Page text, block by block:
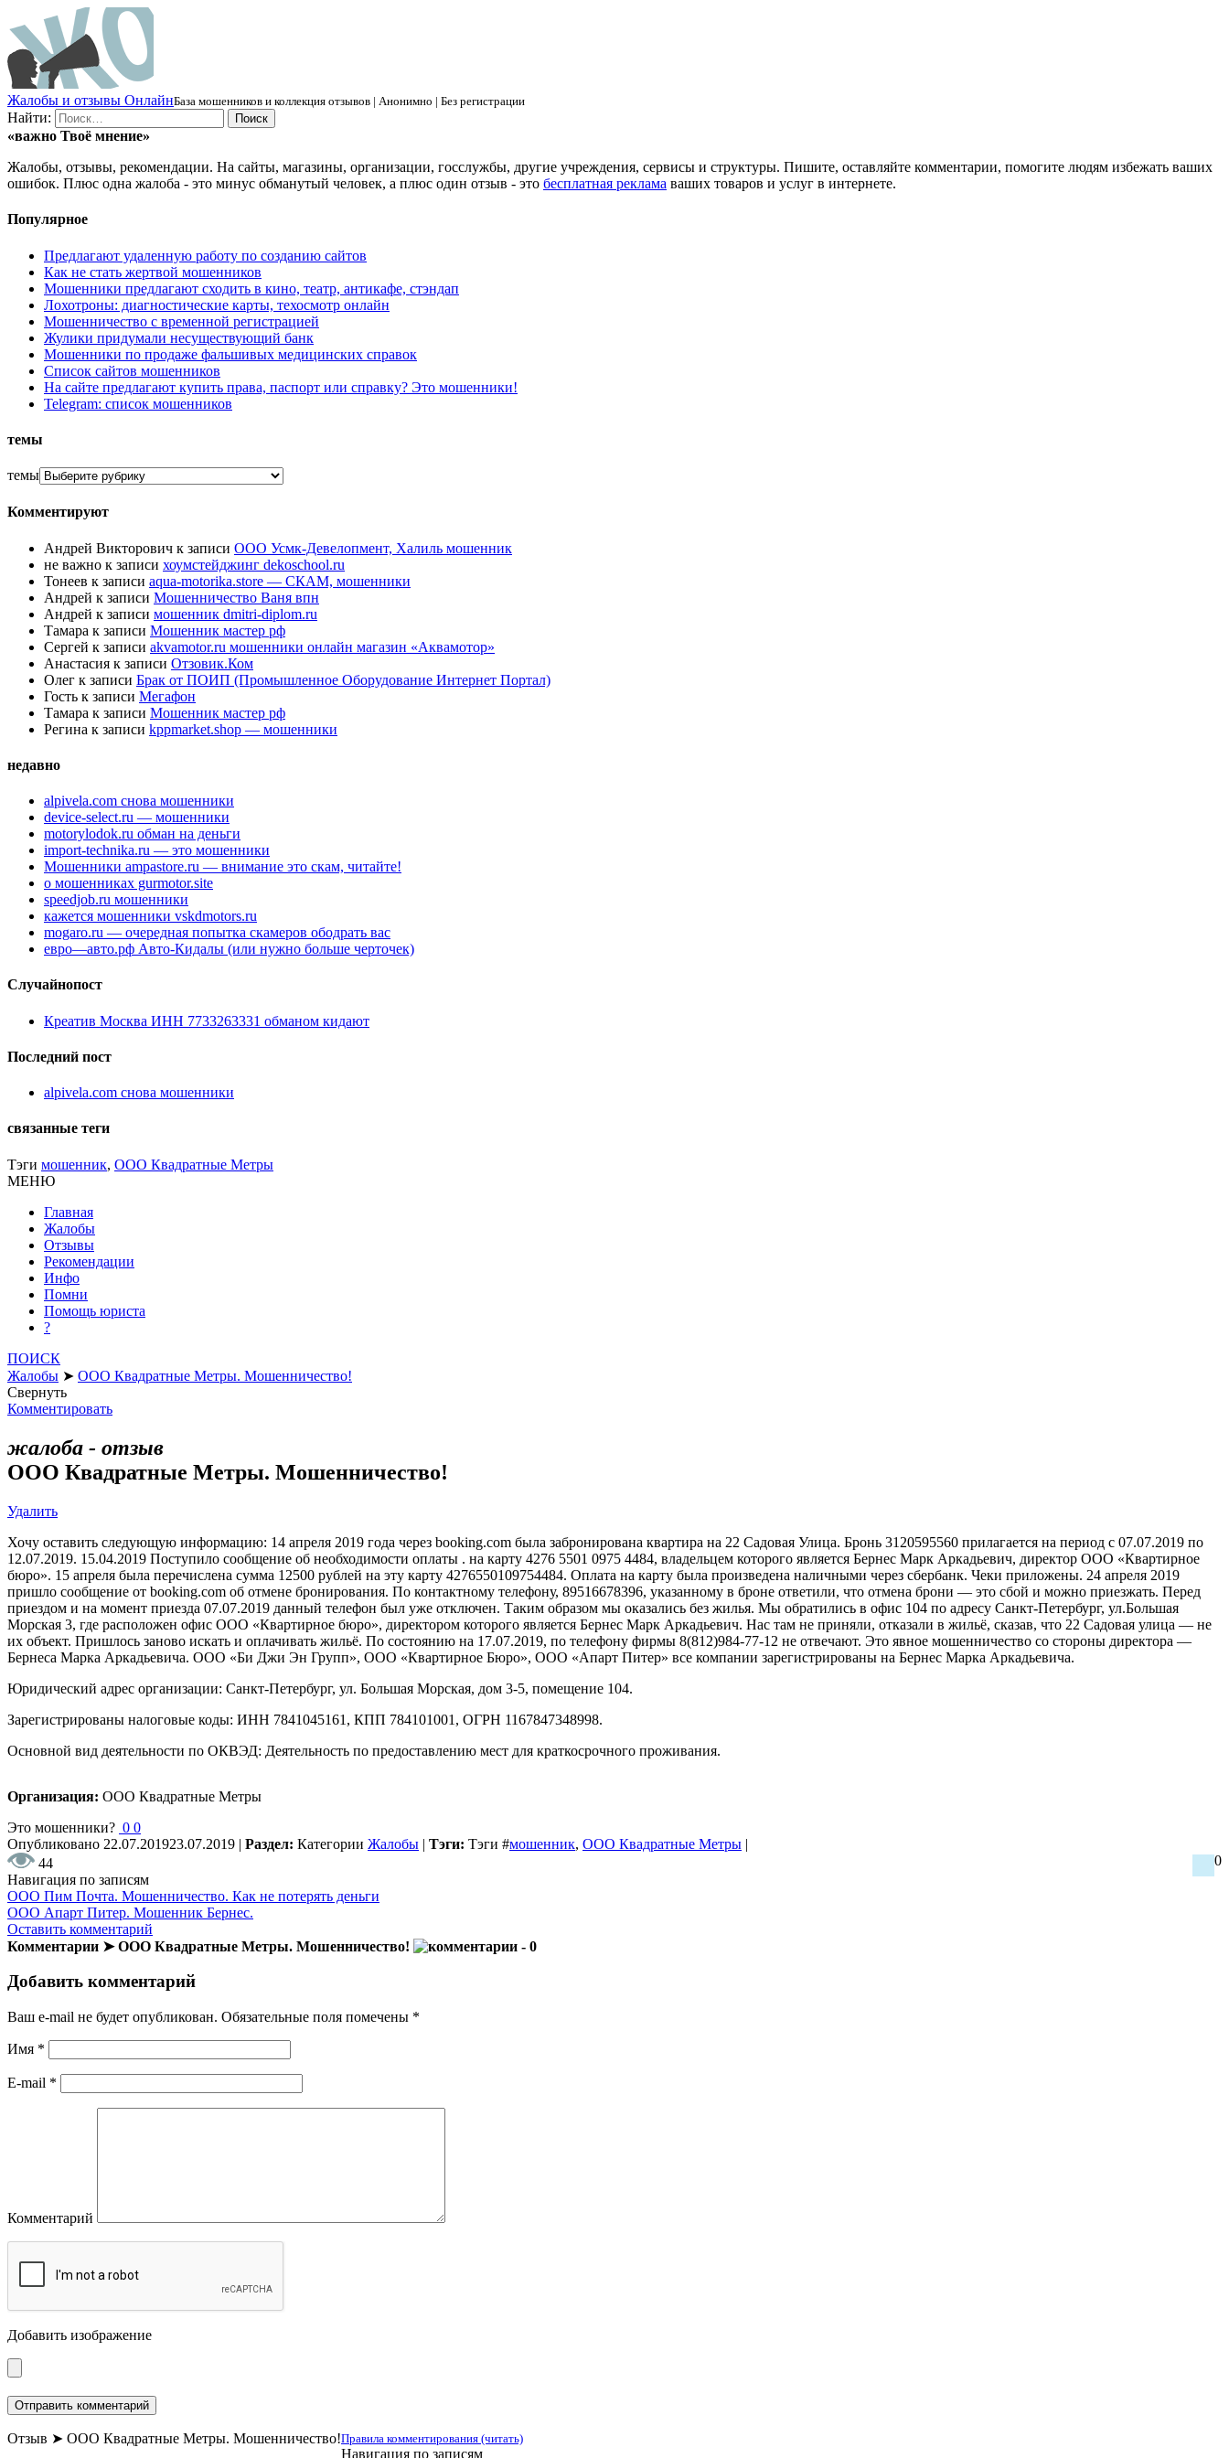
Жалобы и отзывы ОнлайнБаза мошенников и коллекция отзывов | Анонимно | Без регистрации
Найти:
«важно Твоё мнение»
Жалобы, отзывы, рекомендации. На сайты, магазины, организации, госслужбы, другие учреждения, сервисы и структуры. Пишите, оставляйте комментарии, помогите людям избежать ваших
ошибок. Плюс одна жалоба - это минус обманутый человек, а плюс один отзыв - это бесплатная реклама ваших товаров и услуг в интернете.
Популярное
Предлагают удаленную работу по созданию сайтов
Как не стать жертвой мошенников
Мошенники предлагают сходить в кино, театр, антикафе, стэндап
Лохотроны: диагностические карты, техосмотр онлайн
Мошенничество с временной регистрацией
Жулики придумали несуществующий банк
Мошенники по продаже фальшивых медицинских справок
Список сайтов мошенников
На сайте предлагают купить права, паспорт или справку? Это мошенники!
Telegram: список мошенников
темы
темы
Комментируют
Андрей Викторович к записи ООО Усмк-Девелопмент, Халиль мошенник
не важно к записи хоумстейджинг dekoschool.ru
Тонеев к записи aqua-motorika.store — СКАМ, мошенники
Андрей к записи Мошенничество Ваня впн
Андрей к записи мошенник dmitri-diplom.ru
Тамара к записи Мошенник мастер рф
Сергей к записи akvamotor.ru мошенники онлайн магазин «Аквамотор»
Анастасия к записи Отзовик.Ком
Олег к записи Брак от ПОИП (Промышленное Оборудование Интернет Портал)
Гость к записи Мегафон
Тамара к записи Мошенник мастер рф
Регина к записи kppmarket.shop — мошенники
недавно
alpivela.com снова мошенники
device-select.ru — мошенники
motorylodok.ru обман на деньги
import-technika.ru — это мошенники
Мошенники ampastore.ru — внимание это скам, читайте!
о мошенниках gurmotor.site
speedjob.ru мошенники
кажется мошенники vskdmotors.ru
mogaro.ru — очередная попытка скамеров ободрать вас
евро—авто.рф Авто-Кидалы (или нужно больше черточек)
Случайнопост
Креатив Москва ИНН 7733263331 обманом кидают
Последний пост
alpivela.com снова мошенники
связанные теги
Тэги мошенник, ООО Квадратные Метры
МЕНЮ
Главная
Жалобы
Отзывы
Рекомендации
Инфо
Помни
Помощь юриста
?
ПОИСК
Жалобы ➤ ООО Квадратные Метры. Мошенничество!
Свернуть
Комментировать
жалоба - отзыв
ООО Квадратные Метры. Мошенничество!
Удалить
Хочу оставить следующую информацию: 14 апреля 2019 года через booking.com была забронирована квартира на 22 Садовая Улица. Бронь 3120595560 прилагается на период с 07.07.2019 по
12.07.2019. 15.04.2019 Поступило сообщение об необходимости оплаты . на карту 4276 5501 0975 4484, владельцем которого является Бернес Марк Аркадьевич, директор ООО «Квартирное
бюро». 15 апреля была перечислена сумма 12500 рублей на эту карту 4276550109754484. Оплата на карту была произведена наличными через сбербанк. Чеки приложены. 24 апреля 2019
пришло сообщение от booking.com об отмене бронирования. По контактному телефону, 89516678396, указанному в броне ответили, что отмена брони — это сбой и можно приезжать. Перед
приездом и на момент приезда 07.07.2019 данный телефон был уже отключен. Таким образом мы оказались без жилья. Мы обратились в офис 104 по адресу Санкт-Петербург, ул.Большая
Морская 3, где расположен офис ООО «Квартирное бюро», директором которого является Бернес Марк Аркадьевич. Нас там не приняли, отказали в жильё, сказав, что 22 Садовая улица — не
их объект. Пришлось заново искать и оплачивать жильё. По состоянию на 17.07.2019, по телефону фирмы 8(812)984-77-12 не отвечают. Это явное мошенничество со стороны директора —
Бернеса Марка Аркадьевича. ООО «Би Джи Эн Групп», ООО «Квартирное Бюро», ООО «Апарт Питер» все компании зарегистрированы на Бернес Марка Аркадьевича.
Юридический адрес организации: Санкт-Петербург, ул. Большая Морская, дом 3-5, помещение 104.
Зарегистрированы налоговые коды: ИНН 7841045161, КПП 784101001, ОГРН 1167847348998.
Основной вид деятельности по ОКВЭД: Деятельность по предоставлению мест для краткосрочного проживания.
Организация: ООО Квадратные Метры
Это мошенники? 0 0
Опубликовано 22.07.201923.07.2019 | Раздел: Категории Жалобы | Тэги: Тэги #мошенник, ООО Квадратные Метры |
44
0
Навигация по записям
ООО Пим Почта. Мошенничество. Как не потерять деньги
ООО Апарт Питер. Мошенник Бернес.
Оставить комментарий
Комментарии ➤ ООО Квадратные Метры. Мошенничество!
- 0
Добавить комментарий
Ваш e-mail не будет опубликован. Обязательные поля помечены *
Имя *
E-mail *
Комментарий
Добавить изображение
Правила комментирования (читать)
Отзыв ➤ ООО Квадратные Метры. Мошенничество!
Навигация по записям